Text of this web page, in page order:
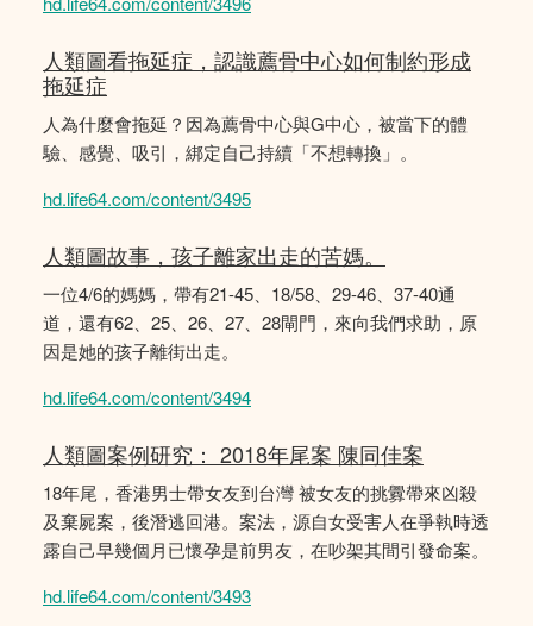
人類圖看拖延症，認識薦骨中心如何制約形成
拖延症
人為什麼會拖延？因為薦骨中心與G中心，被當下的體
驗、感覺、吸引，綁定自己持續「不想轉換」。
hd.life64.com/content/3495
人類圖故事，孩子離家出走的苦媽。
一位4/6的媽媽，帶有21-45、18/58、29-46、37-40通
道，還有62、25、26、27、28閘門，來向我們求助，原
因是她的孩子離街出走。
hd.life64.com/content/3494
人類圖案例研究： 2018年尾案 陳同佳案
18年尾，香港男士帶女友到台灣 被女友的挑釁帶來凶殺
及棄屍案，後潛逃回港。案法，源自女受害人在爭執時透
露自己早幾個月已懷孕是前男友，在吵架其間引發命案。
hd.life64.com/content/3493